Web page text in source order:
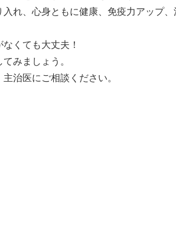
れ、心身ともに健康、免疫力アップ、
くても大丈夫！
みましょう。
治医にご相談ください。